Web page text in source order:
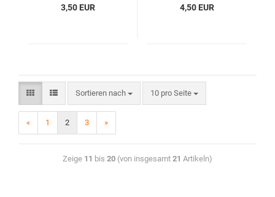
3,50 EUR 4,50 EUR
Sortieren nach 10 pro Seite
« 1 2 3 »
Zeige 11 bis 20 (von insgesamt 21 Artikeln)